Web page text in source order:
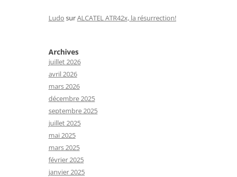
Ludo surALCATEL ATR42x, la résurrection!
Archives
juillet 2026
avril 2026
mars 2026
décembre 2025
septembre 2025
juillet 2025
mai 2025
mars 2025
février 2025
janvier 2025